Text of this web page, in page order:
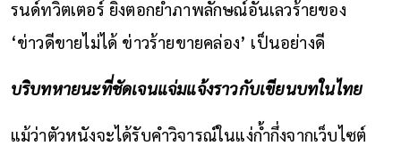
รนด์ทวิตเตอร์ ยิ่งตอกย้ำภาพลักษณ์อันเลวร้ายของ
‘ข่าวดีขายไม่ได้ ข่าวร้ายขายคล่อง’ เป็นอย่างดี
บริบทหายนะที่ชัดเจนแจ่มแจ้งราวกับเขียนบทในไทย
แม้ว่าตัวหนังจะได้รับคำวิจารณ์ในแง่ก้ำกึ่งจากเว็บไซต์